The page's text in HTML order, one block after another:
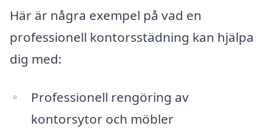
Här är några exempel på vad en
professionell kontorsstädning kan hjälpa
dig med:
Professionell rengöring av
kontorsytor och möbler